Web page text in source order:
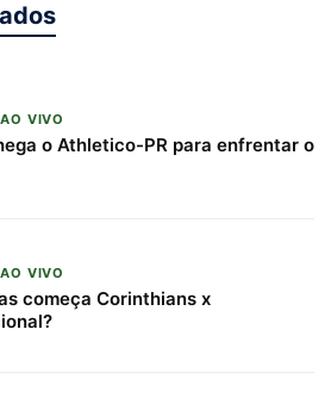
VIVO
o Athletico-PR para enfrentar o
VIVO
começa Corinthians x